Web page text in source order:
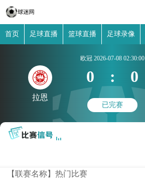
首页 足球直播 篮球直播 足球录像
拉恩
欧冠 2026-07-08 02:30:00
0 : 0
已完赛
【联赛名称】热门比赛